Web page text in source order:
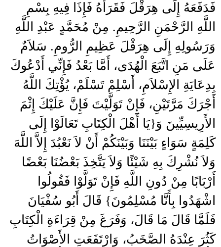
فَدَفَعَهُ إِلَى هِرَقْلَ فَقَرَأَهُ فَإِذَا فِيهِ بِسْمِ
اللَّهِ الرَّحْمَنِ الرَّحِيمِ‏.‏ مِنْ مُحَمَّدٍ عَبْدِ اللَّهِ
وَرَسُولِهِ إِلَى هِرَقْلَ عَظِيمِ الرُّومِ‏.‏ سَلاَمٌ
عَلَى مَنِ اتَّبَعَ الْهُدَى، أَمَّا بَعْدُ فَإِنِّي أَدْعُوكَ
بِدِعَايَةِ الإِسْلاَمِ، أَسْلِمْ تَسْلَمْ، يُؤْتِكَ اللَّهُ
أَجْرَكَ مَرَّتَيْنِ، فَإِنْ تَوَلَّيْتَ فَإِنَّ عَلَيْكَ إِثْمَ
الأَرِيسِيِّينَ وَ‏{‏يَا أَهْلَ الْكِتَابِ تَعَالَوْا إِلَى
كَلِمَةٍ سَوَاءٍ بَيْنَنَا وَبَيْنَكُمْ أَنْ لاَ نَعْبُدَ إِلاَّ اللَّهَ
وَلاَ نُشْرِكَ بِهِ شَيْئًا وَلاَ يَتَّخِذَ بَعْضُنَا بَعْضًا
أَرْبَابًا مِنْ دُونِ اللَّهِ فَإِنْ تَوَلَّوْا فَقُولُوا
اشْهَدُوا بِأَنَّا مُسْلِمُونَ‏}‏ قَالَ أَبُو سُفْيَانَ
فَلَمَّا قَالَ مَا قَالَ، وَفَرَغَ مِنْ قِرَاءَةِ الْكِتَابِ
كَثُرَ عِنْدَهُ الصَّخَبُ، وَارْتَفَعَتِ الأَصْوَاتُ